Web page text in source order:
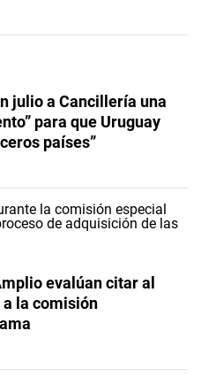
julio a Cancillería una
para que Uruguay
países”
evalúan citar al
la comisión